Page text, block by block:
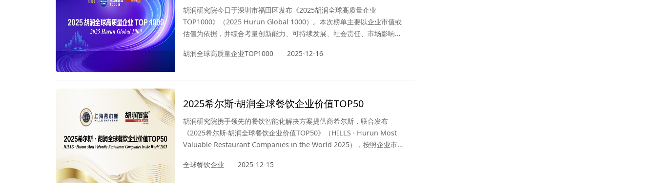
胡润研究院今日于深圳市福田区发布《2025胡润全球高质量企业
TOP1000》（2025 Hurun Global 1000）。本次榜单主要以企业市值或
估值为依据，并综合考量创新能力、可持续发展、社会责任、市场影响力
年11月14日的收盘价计算，非上市公司估值参照同行业上市公司或最新一
胡润全球高质量企业TOP1000 2025-12-16
2025希尔斯·胡润全球餐饮企业价值TOP50
胡润研究院携手领先的餐饮智能化解决方案提供商希尔斯，联合发布
《2025希尔斯·胡润全球餐饮企业价值TOP50》（HILLS · Hurun Most
Valuable Restaurant Companies in the World 2025），按照企业市值
市公司估值参考同行业上市公司或根据最新一轮融资情况进行估算。这是
全球餐饮企业 2025-12-15